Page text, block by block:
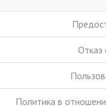
Отказ
Политика в